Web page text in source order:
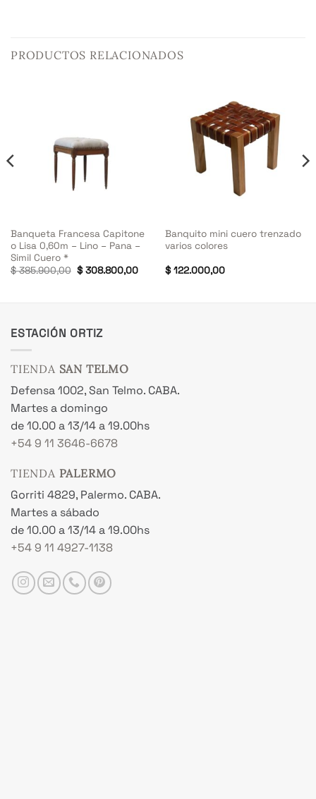
PRODUCTOS RELACIONADOS
Banqueta Francesa Capitone
o Lisa 0,60m – Lino – Pana –
Simil Cuero *
$385.900,00 El
precio
$308.800,00El
Banquito mini cuero trenzado
varios colores
$122.000,00
ESTACIÓN ORTIZ
TIENDA SAN TELMO
Defensa 1002, San Telmo. CABA.
Martes a domingo
de 10.00 a 13/14 a 19.00hs
+54 9 11 3646-6678
TIENDA PALERMO
Gorriti 4829, Palermo. CABA.
Martes a sábado
de 10.00 a 13/14 a 19.00hs
+54 9 11 4927-1138